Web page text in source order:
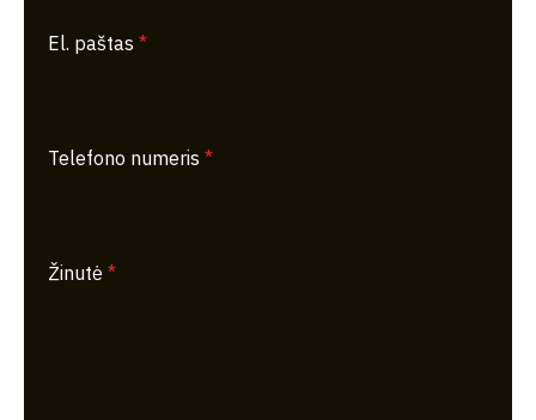
El. paštas *
Telefono numeris *
Žinutė *